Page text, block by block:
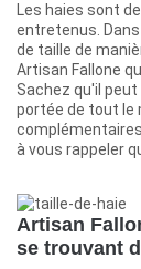
Les haies sont
entretenus.
de taille de
Artisan Fallone
Sachez qu'il
portée de tout le
à vous rappeler
Artisan
se trouvant